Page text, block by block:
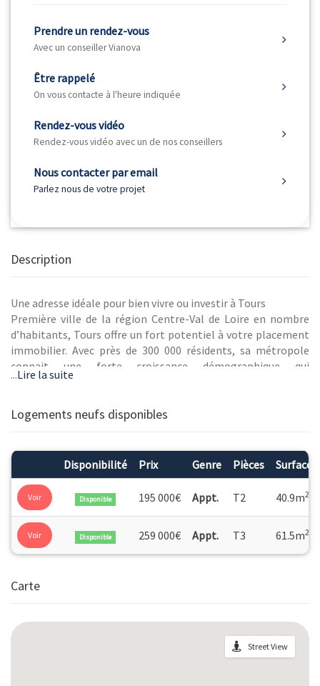
Prendre un rendez-vous
Avec un conseiller Vianova
Être rappelé
On vous contacte à l'heure indiquée
Rendez-vous vidéo
Rendez-vous vidéo avec un de nos conseillers
Nous contacter par email
Parlez nous de votre projet
Description
Une adresse idéale pour bien vivre ou investir à Tours
Première ville de la région Centre-Val de Loire en nombre
d’habitants, Tours offre un fort potentiel à votre placement
immobilier. Avec près de 300 000 résidents, sa métropole
connait une forte croissance démographique qui
s’accompagne d’un beau dynamisme économique.
installé leurs sièges régionaux et leur centre d’appel. Ville
vers l’avenir qui profite d’une position stratégique à 1 h de
Paris par le TGV, et d’une excellente connexion aux grandes
métropoles par le TGV ou les autoroutes A10, A28 et A85. Au
pied du tramway et des commerces, cette nouvelle résidence
vous permet de réaliser un placement de choix, conjuguant
forte demande locative et valorisation patrimoniale
certaine.
...Lire la suite
Logements neufs disponibles
Disponibilité Prix Genre Pièces Surface
Voir Disponible 195 000€ Appt. T2 40.9m2
Voir Disponible 259 000€ Appt. T3 61.5m2
Carte
Street View